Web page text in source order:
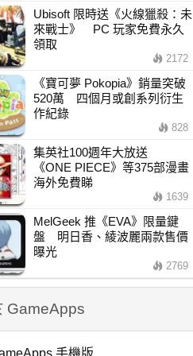
Ubisoft 限時送《火線獵殺：未
來戰士》 PC 玩家免費永久
領取
2172
《寶可夢 Pokopia》銷量突破
520萬 四個月或創系列衍生
作紀錄
828
集英社100週年大放送
《ONE PIECE》等375部漫畫
海外免費睇
1639
MelGeek 推《EVA》限量鍵
盤 明日香、綾波麗兩款售價
曝光
2769
GameApps
手機版